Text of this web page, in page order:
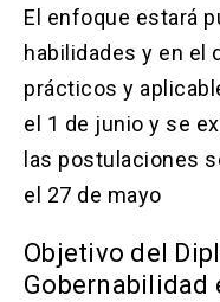
El enfoque estará
habilidades y en el
prácticos y
el 1 de junio y se
las postulaciones
el 27 de mayo
Objetivo del
Gobernabilidad